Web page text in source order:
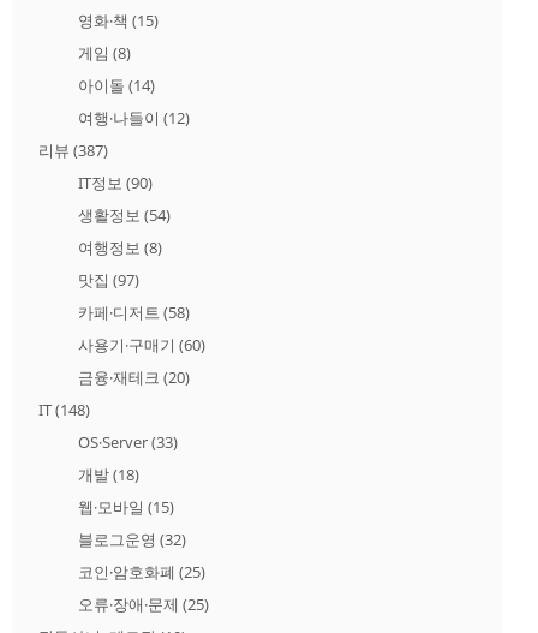
영화·책 (15)
게임 (8)
아이돌 (14)
여행·나들이 (12)
리뷰 (387)
IT정보 (90)
생활정보 (54)
여행정보 (8)
맛집 (97)
카페·디저트 (58)
사용기·구매기 (60)
금융·재테크 (20)
IT(148)
OS·Server(33)
개발(18)
웹·모바일 (15)
블로그운영 (32)
코인·암호화폐 (25)
오류·장애·문제 (25)